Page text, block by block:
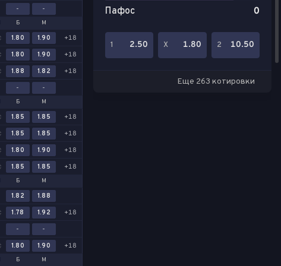
- -
Б М
1.80 1.90
+18
1.80 1.90
+18
1.88 1.82
+18
- -
Б М
1.85 1.85
+18
1.85 1.85
+18
1.80 1.90
+18
1.85 1.85 +18
Б М
1.82
1.88
1.78 1.92
+18
-
-
1.80 1.90 +18
Б М
Пафос
0
1 2.50 Х 1.80 2 10.50
Еще 263 котировки